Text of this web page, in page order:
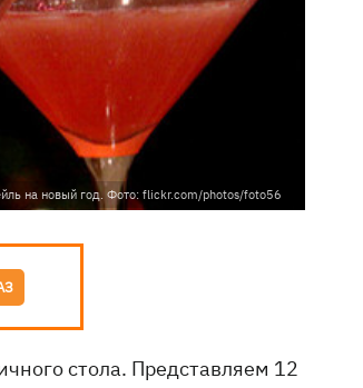
на новый год. Фото: flickr.com/photos/foto56
стола. Представляем 12